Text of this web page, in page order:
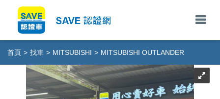
首頁 > 找車 > MITSUBISHI > MITSUBISHI OUTLANDER